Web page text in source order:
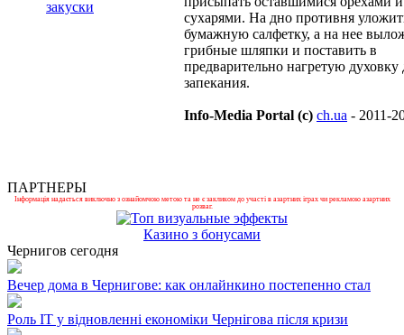
закуски
сухарями. На дно противня
бумажную салфетку, а на нее
грибные шляпки и поставить в
предварительно нагретую духовку
запекания.
Info-Media Portal (c) ch.ua - 2011-
ПАРТНЕРЫ
Інформація надається виключно з ознайомчою метою та не є закликом до участі в азартних іграх чи рекламою азартних
розваг.
Казино з бонусами
Чернигов сегодня
Вечер дома в Чернигове: как онлайнкино постепенно стал
Роль ІТ у відновленні економіки Чернігова після кризи